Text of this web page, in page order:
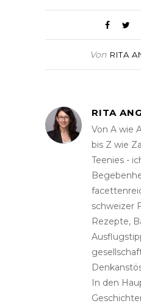
Von RITA
RITA
Von A wie
bis Z wie
Teenies -
schweizer
Rezepte,
In den